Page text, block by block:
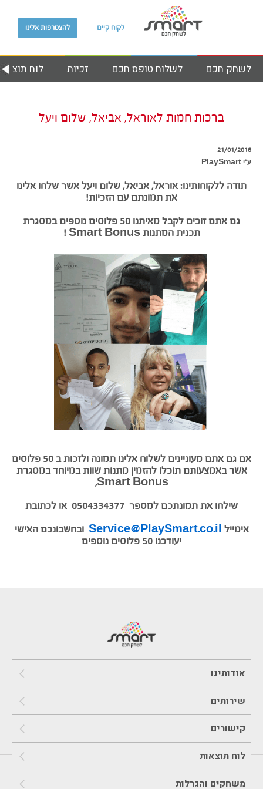
להצטרפות אלינו לקוח קיים
לוח זכיות לשלוח טופס חכם לשחק חכם
ברכות חמות לאוראל, אביאל, שלום ויעל
21/01/2016
ע״י PlaySmart
תודה ללקוחותינו: אוראל, אביאל, שלום ויעל אשר שלחו אלינו
את תמונתם עם הזכיות!
גם אתם זוכים לקבל מאיתנו 50 פלוסים נוספים במסגרת
תכנית המתנות Smart Bonus !
אם גם אתם מעוניינים לשלוח אלינו תמונה ולזכות ב 50 פלוסים
אשר באמצעותם תוכלו להזמין מתנות שוות במיוחד במסגרת
Smart Bonus,
שילחו את תמונתכם למספר 0504334377 או לכתובת
אימייל Service@PlaySmart.co.il ובחשבונכם האישי
יעודכנו 50 פלוסים נוספים
אודותינו
שירותים
קישורים
לוח תוצאות
משחקים והגרלות